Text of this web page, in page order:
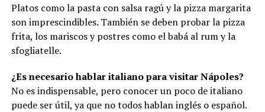
Platos como la pasta con salsa ragú y la pizza margarita
son imprescindibles. También se deben probar la pizza
frita, los mariscos y postres como el babá al rum y la
sfogliatelle.
¿Es necesario hablar italiano para visitar Nápoles?
No es indispensable, pero conocer un poco de italiano
puede ser útil, ya que no todos hablan inglés o español.